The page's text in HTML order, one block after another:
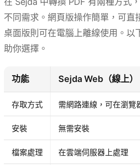
不同需求。網頁版操作簡單，可直
桌面版則可在電腦上離線使用。以
助你選擇。
功能 Sejda Web（線上）
存取方式 需網路連線，可在瀏覽
安裝 無需安裝
檔案處理 在雲端伺服器上處理